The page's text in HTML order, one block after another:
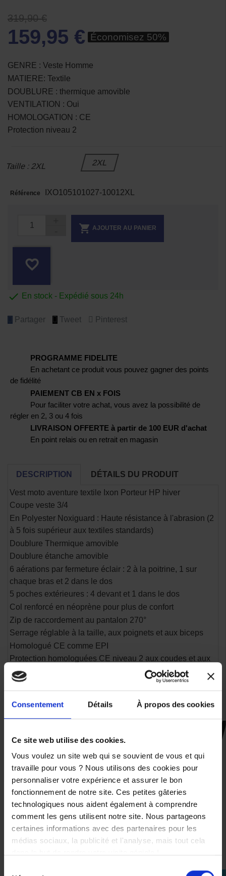
Consentement Détails À propos des cookies
Ce site web utilise des cookies.
Vous voulez un site web qui se souvient de vous et qui
travaille pour vous ? Nous utilisons des cookies pour
personnaliser votre expérience et assurer le bon
fonctionnement de notre site. Ces petites gâteries
technologiques nous aident également à comprendre
comment les gens utilisent notre site. Nous partageons
certaines informations avec des partenaires pour les
médias sociaux, la publicité et l'analyse, mais tout cela
319,90 €
159,95 € Économisez 50%
GENRE : Veste Homme
MATIERE: Textile
DOUBLURE : thermique amovible
VENTILATION : Oui
HOMOLOGATION : CE
Protection niveau 2
Taille : 2XL 2XL
Référence IXO105101027-10012XL
 AJOUTER AU PANIER
favorite_border
 En stock - Expédié sous 24h
Partager Tweet Pinterest
PROGRAMME FIDELITE
En achetant ce produit vous pouvez gagner des points
de fidélité
PAIEMENT CB EN x FOIS
Pour faciliter votre achat, vous avez la possibilité de
régler en 2, 3 ou 4 fois
LIVRAISON OFFERTE à partir de 100 EUR d'achat
En point relais ou en retrait en magasin
DESCRIPTION DÉTAILS DU PRODUIT
Vest moto aventure textile Ixon Porteur HP hiver
Coupe veste 3/4
En Polyester Noxiguard : Haute résistance à l'abrasion (2
à 5 fois supérieur aux textiles standards)
Doublure Thermique amovible
Doublure étanche amovible
6 aérations par fermeture éclair : 2 à la poitrine, 1 sur
chaque bras et 2 dans le dos
5 poches extérieures : 4 devant et 1 dans le dos
Col renforcé en néoprène pour plus de confort
Zip de raccordement au pantalon 270°
Serrage réglable à la taille, aux poignets et aux biceps
Homologué CE comme EPI
Protection homologuées CE niveau 2 aux coudes et aux
épaules
Bandes réfléchissantes poitrine, bras et dos
CES PRODUITS SONT
SUSCEPTIBLES DE VOUS
INTÉRESSER